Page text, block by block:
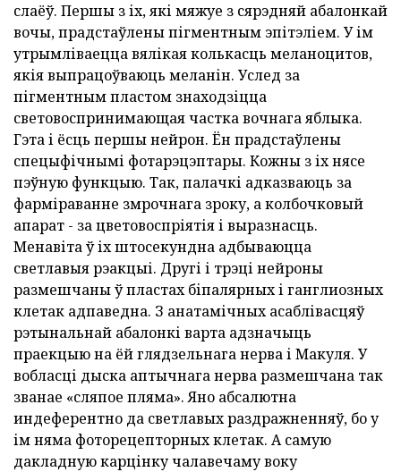
слаёў. Першы з іх, які мяжуе з сярэдняй абалонкай
вочы, прадстаўлены пігментным эпітэліем. У ім
утрымліваецца вялікая колькасць меланоцитов,
якія выпрацоўваюць меланін. Услед за
пігментным пластом знаходзіцца
световоспринимающая частка вочнага яблыка.
Гэта і ёсць першы нейрон. Ён прадстаўлены
спецыфічнымі фотарэцэптары. Кожны з іх нясе
пэўную функцыю. Так, палачкі адказваюць за
фарміраванне змрочнага зроку, а колбочковый
апарат - за цветовоспріятія і выразнасць.
Менавіта ў іх штосекундна адбываюцца
светлавыя рэакцыі. Другі і трэці нейроны
размешчаны ў пластах біпалярных і ганглиозных
клетак адпаведна. З анатамічных асаблівасцяў
рэтынальнай абалонкі варта адзначыць
праекцыю на ёй глядзельнага нерва і Макуля. У
вобласці дыска аптычнага нерва размешчана так
званае «сляпое пляма». Яно абсалютна
индеферентно да светлавых раздражненняў, бо у
ім няма фоторецепторных клетак. А самую
дакладную карцінку чалавечаму воку